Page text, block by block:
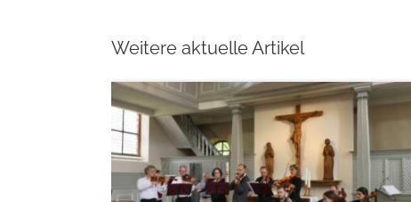
Weitere aktuelle Artikel
weiterlesen